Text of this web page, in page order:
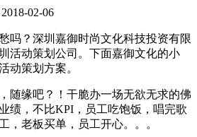
02-06
吗？深圳嘉御时尚文化科技投资有限
活动策划公司。下面嘉御文化的小
动策划方案。
随缘吧？！干脆办一场无欲无求的佛
绩，不比KPI，员工吃饱饭，唱完歌
，老板买单，员工开心。。。